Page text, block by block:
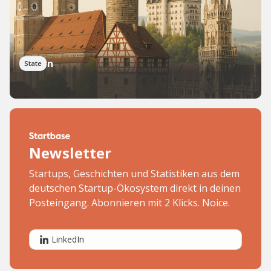
State
Bayern
Newsletter
Startups, Geschichten und Statistiken aus dem
deutschen Startup-Ökosystem direkt in deinen
Posteingang. Abonnieren mit 2 Klicks. Noice.
LinkedIn